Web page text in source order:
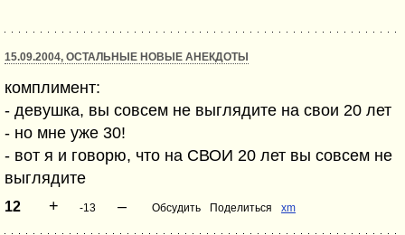
15.09.2004, ОСТАЛЬНЫЕ НОВЫЕ АНЕКДОТЫ
комплимент:
- девушка, вы совсем не выглядите на свои 20 лет
- но мне уже 30!
- вот я и говорю, что на СВОИ 20 лет вы совсем не
выглядите
12 + -13 – Обсудить Поделиться xm